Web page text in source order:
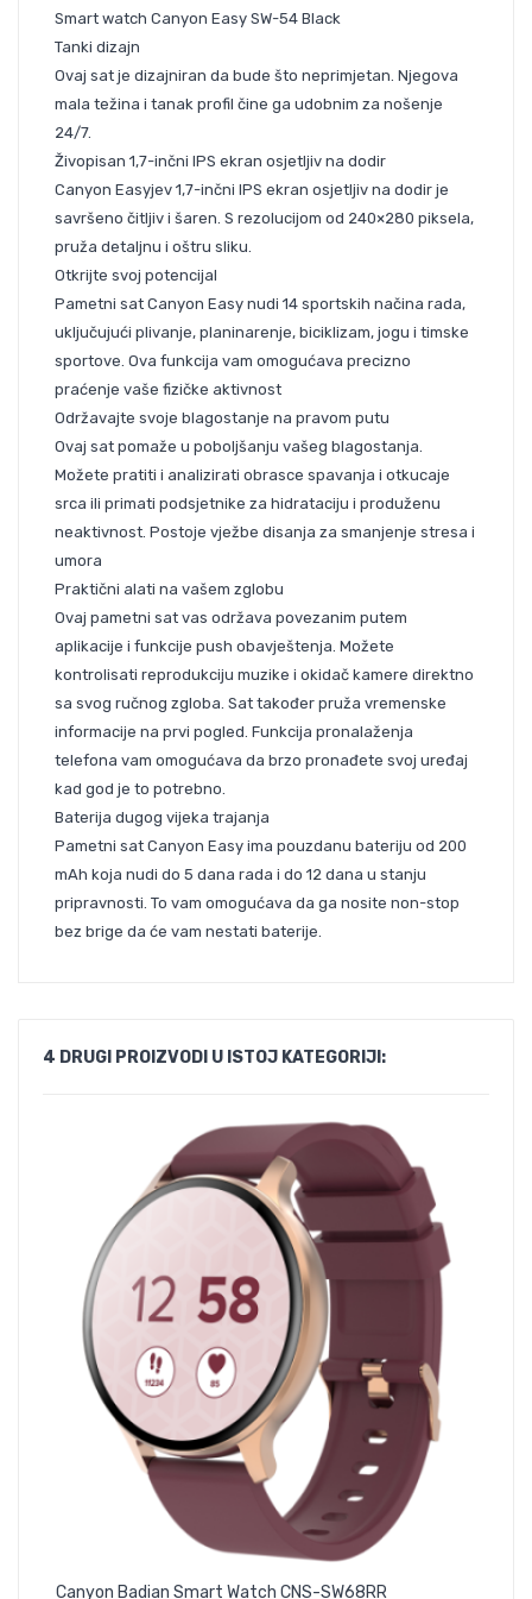
Smart watch Canyon Easy SW-54 Black
Tanki dizajn
Ovaj sat je dizajniran da bude što neprimjetan. Njegova
mala težina i tanak profil čine ga udobnim za nošenje
24/7.
Živopisan 1,7-inčni IPS ekran osjetljiv na dodir
Canyon Easyjev 1,7-inčni IPS ekran osjetljiv na dodir je
savršeno čitljiv i šaren. S rezolucijom od 240×280 piksela,
pruža detaljnu i oštru sliku.
Otkrijte svoj potencijal
Pametni sat Canyon Easy nudi 14 sportskih načina rada,
uključujući plivanje, planinarenje, biciklizam, jogu i timske
sportove. Ova funkcija vam omogućava precizno
praćenje vaše fizičke aktivnost
Održavajte svoje blagostanje na pravom putu
Ovaj sat pomaže u poboljšanju vašeg blagostanja.
Možete pratiti i analizirati obrasce spavanja i otkucaje
srca ili primati podsjetnike za hidrataciju i produženu
neaktivnost. Postoje vježbe disanja za smanjenje stresa i
umora
Praktični alati na vašem zglobu
Ovaj pametni sat vas održava povezanim putem
aplikacije i funkcije push obavještenja. Možete
kontrolisati reprodukciju muzike i okidač kamere direktno
sa svog ručnog zgloba. Sat također pruža vremenske
informacije na prvi pogled. Funkcija pronalaženja
telefona vam omogućava da brzo pronađete svoj uređaj
kad god je to potrebno.
Baterija dugog vijeka trajanja
Pametni sat Canyon Easy ima pouzdanu bateriju od 200
mAh koja nudi do 5 dana rada i do 12 dana u stanju
pripravnosti. To vam omogućava da ga nosite non-stop
bez brige da će vam nestati baterije.
4 DRUGI PROIZVODI U ISTOJ KATEGORIJI:
Canyon Badian Smart Watch CNS-SW68RR